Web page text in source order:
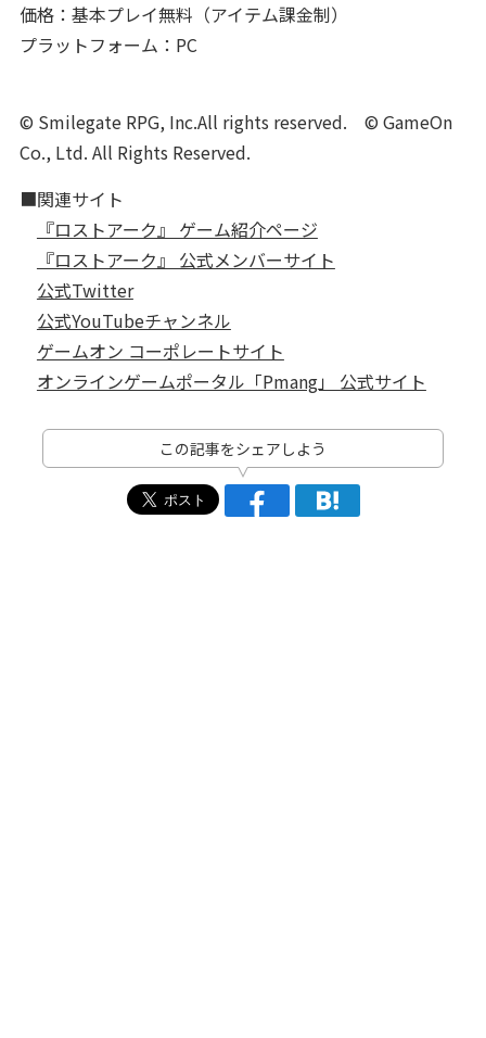
価格：基本プレイ無料（アイテム課金制）
プラットフォーム：PC
© Smilegate RPG, Inc.​All rights reserved. © GameOn
Co., Ltd. All Rights Reserved.
■関連サイト
『ロストアーク』 ゲーム紹介ページ
『ロストアーク』 公式メンバーサイト
公式Twitter
公式YouTubeチャンネル
ゲームオン コーポレートサイト
オンラインゲームポータル「Pmang」 公式サイト
この記事をシェアしよう